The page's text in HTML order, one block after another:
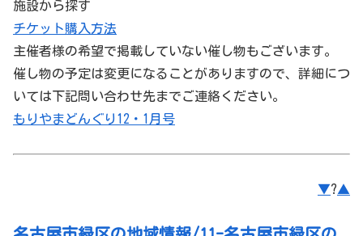
施設から探す
チケット購入方法
主催者様の希望で掲載していない催し物もございます。
催し物の予定は変更になることがありますので、詳細につ
いては下記問い合わせ先までご連絡ください。
もりやまどんぐり12・1月号
▼?▲